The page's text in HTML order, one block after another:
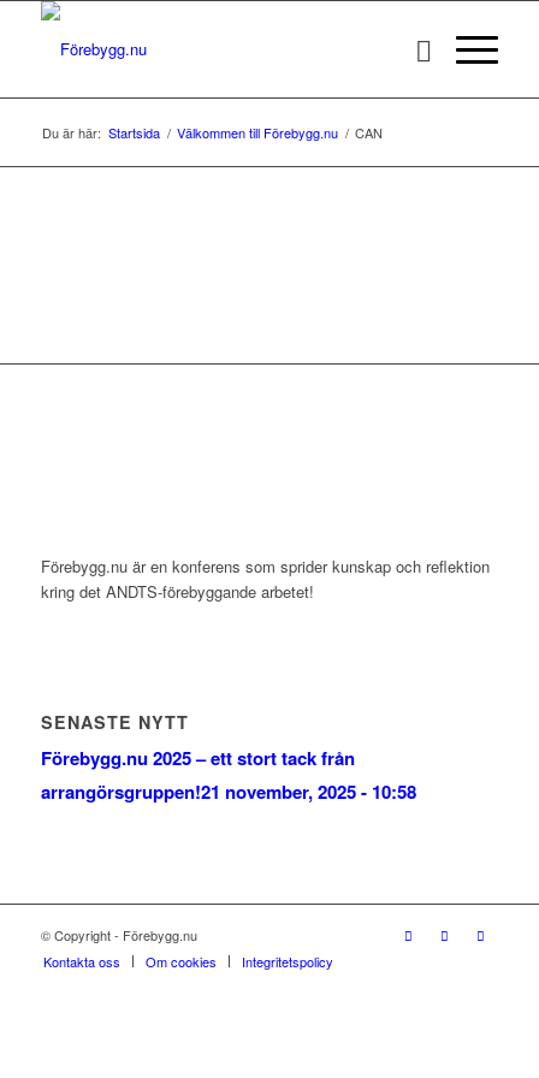
Du är här: Startsida / Välkommen till Förebygg.nu / CAN
Förebygg.nu är en konferens som sprider kunskap och reflektion
kring det ANDTS-förebyggande arbetet!
SENASTE NYTT
Förebygg.nu 2025 – ett stort tack från
arrangörsgruppen!21 november, 2025 - 10:58
© Copyright - Förebygg.nu
Kontakta oss
Om cookies Integritetspolicy